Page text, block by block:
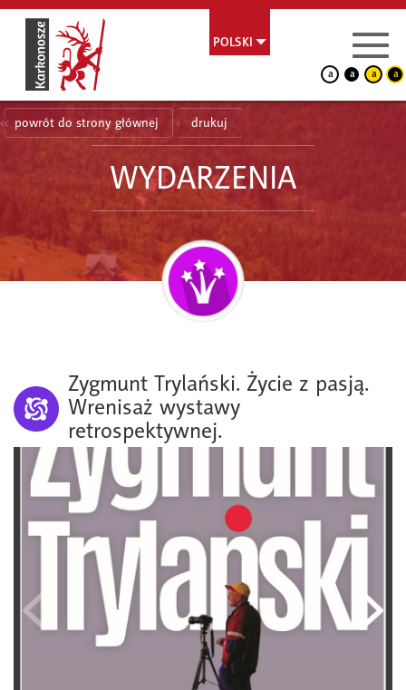
POLSKI
a a a a
powrót do strony głównej drukuj
WYDARZENIA
Zygmunt Trylański. Życie z pasją.
Wrenisaż wystawy
retrospektywnej.